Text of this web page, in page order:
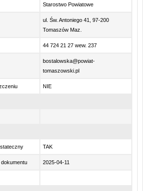
Starostwo Powiatowe
ul. Św. Antoniego 41, 97-200
Tomaszów Maz.
44 724 21 27 wew. 237
bostalowska@powiat-
tomaszowski.pl
NIE
TAK
2025-04-11